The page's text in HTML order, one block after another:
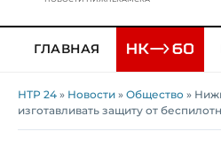
ГЛАВНАЯ
НТР 24 » Новости » Общество »
изготавливать защиту от